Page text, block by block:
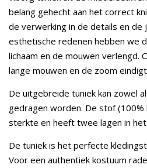
belang gehecht aan het correct
de verwerking in de details en de
esthetische redenen hebben we
lichaam en de mouwen verlengd.
lange mouwen en de zoom
De uitgebreide tuniek kan zowel
gedragen worden. De stof
sterkte en heeft twee lagen in het
De tuniek is het perfecte
Voor een authentiek kostuum